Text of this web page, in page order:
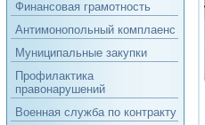
Финансовая грамотность
Антимонопольный комплаенс
Муниципальные закупки
Профилактика
правонарушений
Военная служба по контракту